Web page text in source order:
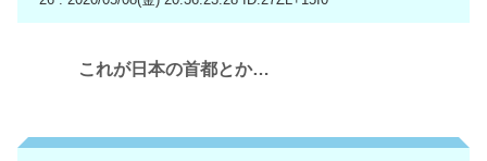
これが日本の首都とか…